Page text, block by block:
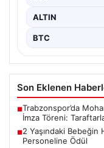
ALTIN
BTC
Son Eklenen
■Trabzonspor’da
İmza Töreni:
■2 Yaşındaki Bebeğin
Personeline Ödül